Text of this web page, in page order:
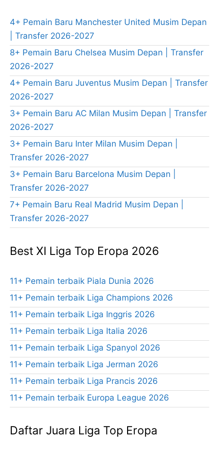
4+ Pemain Baru Manchester United Musim Depan
| Transfer 2026-2027
8+ Pemain Baru Chelsea Musim Depan | Transfer
2026-2027
4+ Pemain Baru Juventus Musim Depan | Transfer
2026-2027
3+ Pemain Baru AC Milan Musim Depan | Transfer
2026-2027
3+ Pemain Baru Inter Milan Musim Depan |
Transfer 2026-2027
3+ Pemain Baru Barcelona Musim Depan |
Transfer 2026-2027
7+ Pemain Baru Real Madrid Musim Depan |
Transfer 2026-2027
Best XI Liga Top Eropa 2026
11+ Pemain terbaik Piala Dunia 2026
11+ Pemain terbaik Liga Champions 2026
11+ Pemain terbaik Liga Inggris 2026
11+ Pemain terbaik Liga Italia 2026
11+ Pemain terbaik Liga Spanyol 2026
11+ Pemain terbaik Liga Jerman 2026
11+ Pemain terbaik Liga Prancis 2026
11+ Pemain terbaik Europa League 2026
Daftar Juara Liga Top Eropa